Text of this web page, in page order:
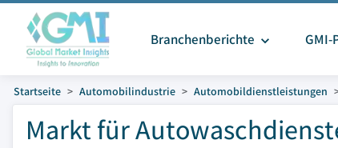
Branchenberichte GMI-
Startseite Automobilindustrie Automobildienstleistungen
Markt für